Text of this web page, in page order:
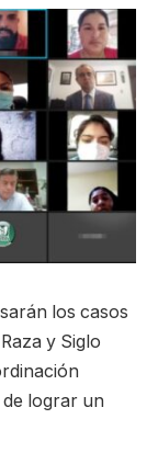
los casos
y Siglo
lograr un